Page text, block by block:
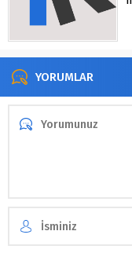
YORUMLAR